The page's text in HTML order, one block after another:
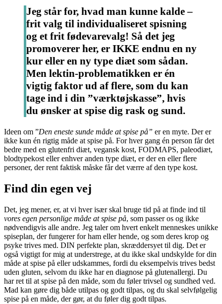
Jeg står for, hvad man kunne kalde –
frit valg til individualiseret spisning
og et frit fødevarevalg! Så det jeg
promoverer her, er IKKE endnu en ny
kur eller en ny type diæt som sådan.
Men lektin-problematikken er én
vigtig faktor ud af flere, som du kan
tage ind i din ”værktøjskasse”, hvis
du ønsker at spise dig rask og sund.
Ideen om ”Den eneste sunde måde at spise på” er en myte. Der er
ikke kun én rigtig måde at spise på. For hver gang én person får det
bedre med en glutenfri diæt, vegansk kost, FODMAPS, paleodiæt,
blodtypekost eller enhver anden type diæt, er der en eller flere
personer, der rent faktisk måske får det værre af den type kost.
Find din egen vej
Det, jeg mener, er, at vi hver især skal bruge tid på at finde ind til
vores egen personlige måde at spise på, som passer os og ikke
nødvendigvis alle andre. Jeg taler om hvert enkelt menneskes unikke
spiseplan, der fungerer for ham eller hende, og som deres krop og
psyke trives med. DIN perfekte plan, skræddersyet til dig. Det er
også vigtigt for mig at understrege, at du ikke skal undskylde for din
måde at spise på eller udskammes, fordi du eksempelvis trives bedst
uden gluten, selvom du ikke har en diagnose på glutenallergi. Du
har ret til at spise på den måde, som du føler trivsel og sundhed ved.
Mad kan gøre dig både utilpas og godt tilpas, og du skal selvfølgelig
spise på en måde, der gør, at du føler dig godt tilpas.